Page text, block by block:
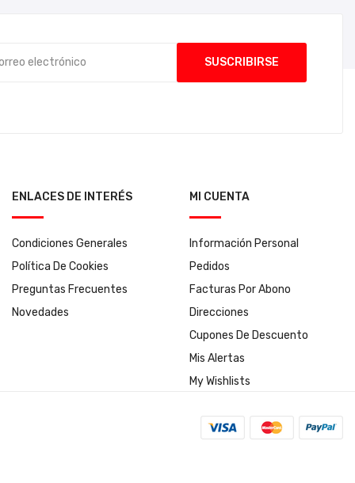
ENLACES DE INTERÉS
Condiciones Generales
Política De Cookies
Preguntas Frecuentes
Novedades
MI CUENTA
Información Personal
Pedidos
Facturas Por Abono
Direcciones
Cupones De Descuento
Mis Alertas
My Wishlists